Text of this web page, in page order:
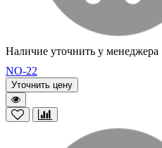
Наличие уточнить у менеджера
NO-22
Уточнить цену